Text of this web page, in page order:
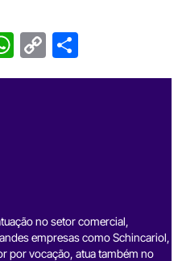
W
h
C
o
S
h
no setor comercial,
empresas como Schincariol,
por vocação, atua também no